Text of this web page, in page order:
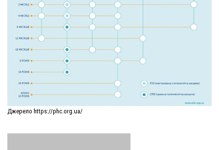
Джерело https://phc.org.ua/